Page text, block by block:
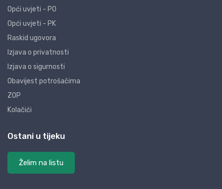
Opći uvjeti - PO
Opći uvjeti - PK
Raskid ugovora
Izjava o privatnosti
Izjava o sigurnosti
Obavijest potrošačima
ZOP
Kolačići
Ostani u tijeku
Želim na listu